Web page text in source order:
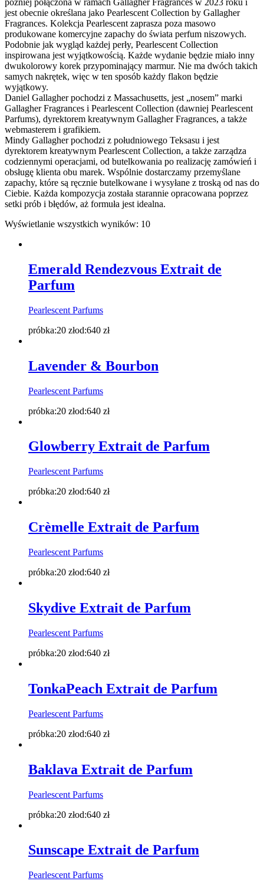
jest obecnie określana jako Pearlescent Collection by Gallagher
Fragrances. Kolekcja Pearlescent zaprasza poza masowo
produkowane komercyjne zapachy do świata perfum niszowych.
Podobnie jak wygląd każdej perły, Pearlescent Collection
inspirowana jest wyjątkowością. Każde wydanie będzie miało inny
dwukolorowy korek przypominający marmur. Nie ma dwóch takich
samych nakrętek, więc w ten sposób każdy flakon będzie
wyjątkowy.
Daniel Gallagher pochodzi z Massachusetts, jest „nosem” marki
Gallagher Fragrances i Pearlescent Collection (dawniej Pearlescent
Parfums), dyrektorem kreatywnym Gallagher Fragrances, a także
webmasterem i grafikiem.
Mindy Gallagher pochodzi z południowego Teksasu i jest
dyrektorem kreatywnym Pearlescent Collection, a także zarządza
codziennymi operacjami, od butelkowania po realizację zamówień i
obsługę klienta obu marek. Wspólnie dostarczamy przemyślane
zapachy, które są ręcznie butelkowane i wysyłane z troską od nas do
Ciebie. Każda kompozycja została starannie opracowana poprzez
setki prób i błędów, aż formuła jest idealna.
Wyświetlanie wszystkich wyników: 10
Emerald Rendezvous Extrait de
Parfum
Pearlescent Parfums
próbka:20 złod:640 zł
Lavender & Bourbon
Pearlescent Parfums
próbka:20 złod:640 zł
Glowberry Extrait de Parfum
Pearlescent Parfums
próbka:20 złod:640 zł
Crèmelle Extrait de Parfum
Pearlescent Parfums
próbka:20 złod:640 zł
Skydive Extrait de Parfum
Pearlescent Parfums
próbka:20 złod:640 zł
TonkaPeach Extrait de Parfum
Pearlescent Parfums
próbka:20 złod:640 zł
Baklava Extrait de Parfum
Pearlescent Parfums
próbka:20 złod:640 zł
Sunscape Extrait de Parfum
Pearlescent Parfums